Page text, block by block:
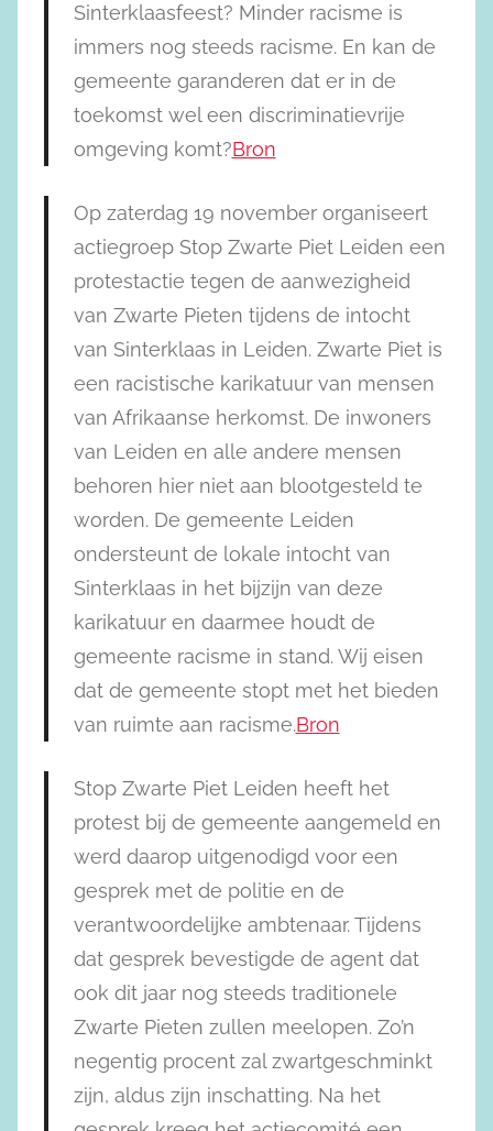
Sinterklaasfeest? Minder racisme is
immers nog steeds racisme. En kan de
gemeente garanderen dat er in de
toekomst wel een discriminatievrije
omgeving komt?Bron
Op zaterdag 19 november organiseert
actiegroep Stop Zwarte Piet Leiden een
protestactie tegen de aanwezigheid
van Zwarte Pieten tijdens de intocht
van Sinterklaas in Leiden. Zwarte Piet is
een racistische karikatuur van mensen
van Afrikaanse herkomst. De inwoners
van Leiden en alle andere mensen
behoren hier niet aan blootgesteld te
worden. De gemeente Leiden
ondersteunt de lokale intocht van
Sinterklaas in het bijzijn van deze
karikatuur en daarmee houdt de
gemeente racisme in stand. Wij eisen
dat de gemeente stopt met het bieden
van ruimte aan racisme.Bron
Stop Zwarte Piet Leiden heeft het
protest bij de gemeente aangemeld en
werd daarop uitgenodigd voor een
gesprek met de politie en de
verantwoordelijke ambtenaar. Tijdens
dat gesprek bevestigde de agent dat
ook dit jaar nog steeds traditionele
Zwarte Pieten zullen meelopen. Zo’n
negentig procent zal zwartgeschminkt
zijn, aldus zijn inschatting. Na het